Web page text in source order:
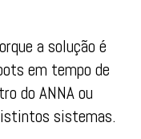
a solução é
em tempo de
do ANNA ou
sistemas.